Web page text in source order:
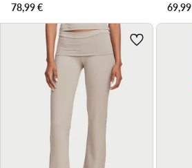
78,99€
69,99